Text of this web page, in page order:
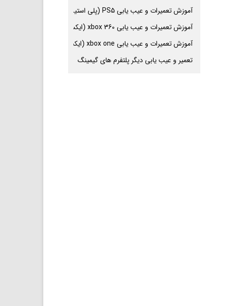
آموزش تعمیرات و عیب یابی PS5 (پلی استیشن 5
آموزش تعمیرات و عیب یابی xbox 360 (ایکس باکس 360
آموزش تعمیرات و عیب یابی xbox one (ایکس باکس وان
تعمیر و عیب یابی دیگر پلتفرم های گیمینگ